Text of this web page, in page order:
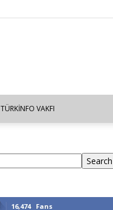
TÜRKINFO VAKFI
Search
16,474 Fans